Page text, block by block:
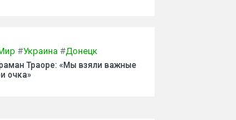
#Украина #Донецк
Траоре: «Мы взяли важные
очка»